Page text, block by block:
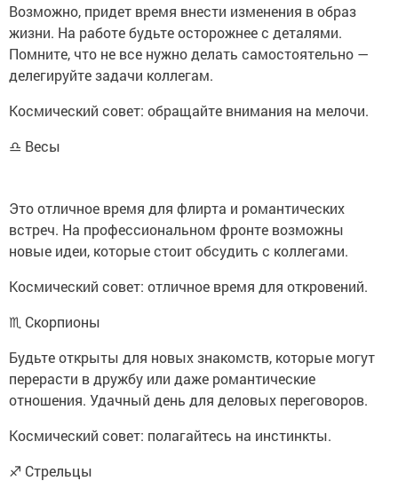
Возможно, придет время внести изменения в образ
жизни. На работе будьте осторожнее с деталями.
Помните, что не все нужно делать самостоятельно —
делегируйте задачи коллегам.
Космический совет: обращайте внимания на мелочи.
♎ Весы
Это отличное время для флирта и романтических
встреч. На профессиональном фронте возможны
новые идеи, которые стоит обсудить с коллегами.
Космический совет: отличное время для откровений.
♏ Скорпионы
Будьте открыты для новых знакомств, которые могут
перерасти в дружбу или даже романтические
отношения. Удачный день для деловых переговоров.
Космический совет: полагайтесь на инстинкты.
♐ Стрельцы